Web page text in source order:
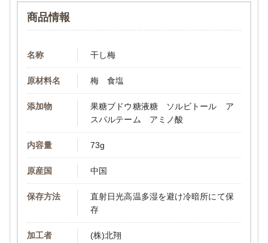
商品情報
名称 干し梅
原材料名 梅 食塩
添加物
果糖ブドウ糖液糖 ソルビトール ア
スパルテーム アミノ酸
内容量 73g
原産国 中国
保存方法
直射日光高温多湿を避け冷暗所にて保
存
加工者
(株)北翔